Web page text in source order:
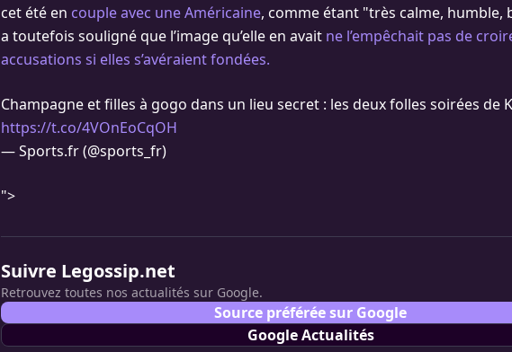
cet été en couple avec une Américaine, comme étant "très calme, humble,
a toutefois souligné que l’image qu’elle en avait ne l’empêchait pas de
accusations si elles s’avéraient fondées.
Champagne et filles à gogo dans un lieu secret : les deux folles soirées de
https://t.co/4VOnEoCqOH
— Sports.fr (@sports_fr)
">
Suivre Legossip.net
Retrouvez toutes nos actualités sur Google.
Source préférée sur Google
Google Actualités